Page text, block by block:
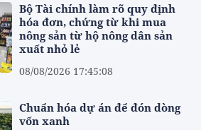
Bộ Tài chính làm rõ quy định
hóa đơn, chứng từ khi mua
nông sản từ hộ nông dân sản
xuất nhỏ lẻ
08/08/2026 17:45:08
Chuẩn hóa dự án để đón dòng
vốn xanh